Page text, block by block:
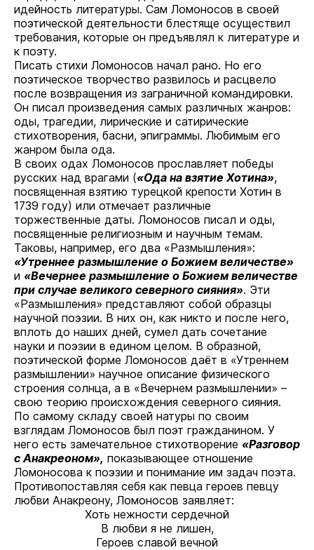
идейность литературы. Сам Ломоносов в своей
поэтической деятельности блестяще осуществил
требования, которые он предъявлял к литературе и
к поэту.
Писать стихи Ломоносов начал рано. Но его
поэтическое творчество развилось и расцвело
после возвращения из заграничной командировки.
Он писал произведения самых различных жанров:
оды, трагедии, лирические и сатирические
стихотворения, басни, эпиграммы. Любимым его
жанром была ода.
В своих одах Ломоносов прославляет победы
русских над врагами («Ода на взятие Хотина»,
посвященная взятию турецкой крепости Хотин в
1739 году) или отмечает различные
торжественные даты. Ломоносов писал и оды,
посвященные религиозным и научным темам.
Таковы, например, его два «Размышления»:
«Утреннее размышление о Божием величестве»
и «Вечернее размышление о Божием величестве
при случае великого северного сияния». Эти
«Размышления» представляют собой образцы
научной поэзии. В них он, как никто и после него,
вплоть до наших дней, сумел дать сочетание
науки и поэзии в едином целом. В образной,
поэтической форме Ломоносов даёт в «Утреннем
размышлении» научное описание физического
строения солнца, а в «Вечернем размышлении» –
свою теорию происхождения северного сияния.
По самому складу своей натуры по своим
взглядам Ломоносов был поэт гражданином. У
него есть замечательное стихотворение «Разговор
с Анакреоном», показывающее отношение
Ломоносова к поэзии и понимание им задач поэта.
Противопоставляя себя как певца героев певцу
любви Анакреону, Ломоносов заявляет:
Хоть нежности сердечной
В любви я не лишен,
Героев славой вечной